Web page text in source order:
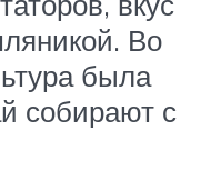
Во
была
собирают с